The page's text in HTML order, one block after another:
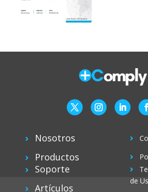
Nosotros
Productos
Soporte
Artículos
de